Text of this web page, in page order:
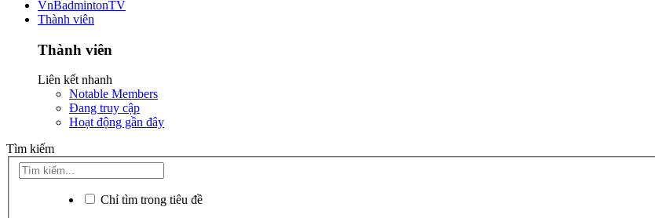
VnBadmintonTV
Thành viên
Thành viên
Liên kết nhanh
Notable Members
Đang truy cập
Hoạt động gần đây
Tìm kiếm
Chỉ tìm trong tiêu đề